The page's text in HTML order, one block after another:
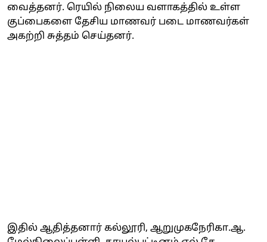
வைத்தனர். ரெயில் நிலைய வளாகத்தில் உள்ள
குப்பைகளை தேசிய மாணவர் படை மாணவர்கள்
அகற்றி சுத்தம் செய்தனர்.
இதில் ஆதித்தனார் கல்லூரி, ஆறுமுகநேரிகா.ஆ.